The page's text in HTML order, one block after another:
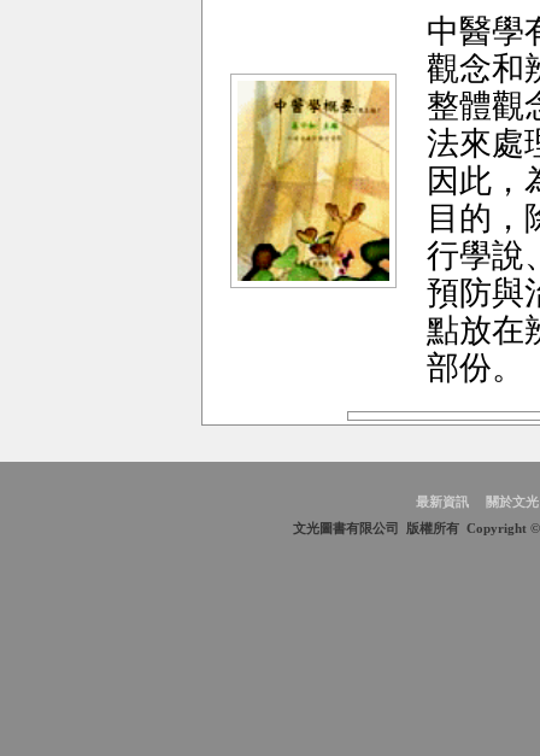
中醫學
觀念和
整體觀
法來處
因此，
目的，
行學說
預防與
點放在
部份。
最新資訊
關於文光
文光圖書有限公司 版權所有 Copyright ©